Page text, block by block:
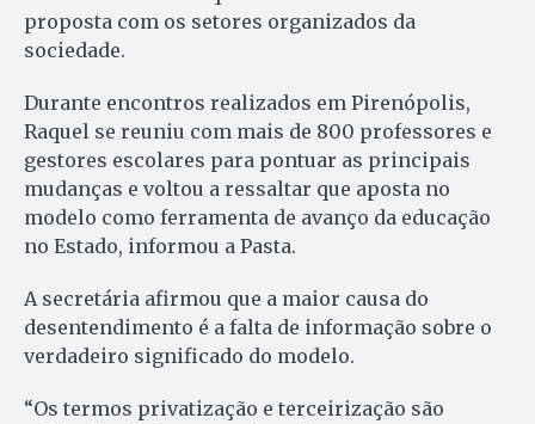
proposta com os setores organizados da
sociedade.
Durante encontros realizados em Pirenópolis,
Raquel se reuniu com mais de 800 professores e
gestores escolares para pontuar as principais
mudanças e voltou a ressaltar que aposta no
modelo como ferramenta de avanço da educação
no Estado, informou a Pasta.
A secretária afirmou que a maior causa do
desentendimento é a falta de informação sobre o
verdadeiro significado do modelo.
“Os termos privatização e terceirização são